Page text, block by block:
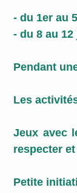
- du 1er au
- du 8 au
Pendant
Les
Jeux avec
respecter
Petite